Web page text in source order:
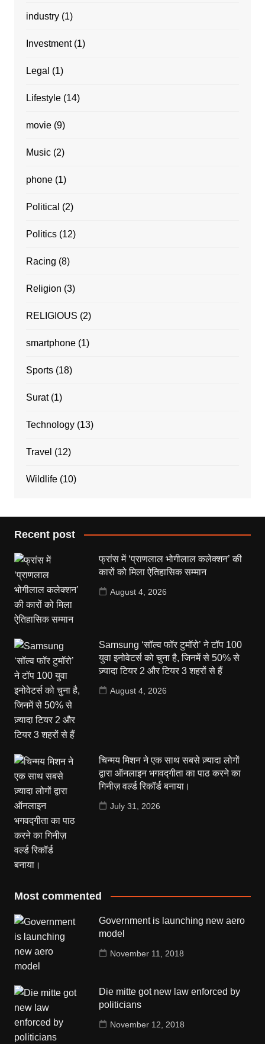
industry(1)
Investment(1)
Legal (1)
Lifestyle(14)
movie(9)
Music(2)
phone(1)
Political (2)
Politics(12)
Racing (8)
Religion (3)
RELIGIOUS (2)
smartphone(1)
Sports(18)
Surat(1)
Technology(13)
Travel (12)
Wildlife(10)
Recent post
फ्रांस में ‘प्राणलाल भोगीलाल कलेक्शन’ की
कारों को मिला ऐतिहासिक सम्मान
August 4, 2026
Samsung ‘सॉल्व फॉर टुमॉरो’ ने टॉप 100
युवा इनोवेटर्स को चुना है, जिनमें से 50% से
ज़्यादा टियर 2 और टियर 3 शहरों से हैं
August 4, 2026
चिन्मय मिशन ने एक साथ सबसे ज़्यादा लोगों
द्वारा ऑनलाइन भगवद्गीता का पाठ करने का
गिनीज़ वर्ल्ड रिकॉर्ड बनाया।
July 31, 2026
Most commented
Government is launching new aero
model
November 11, 2018
Die mitte got new law enforced by
politicians
November 12, 2018